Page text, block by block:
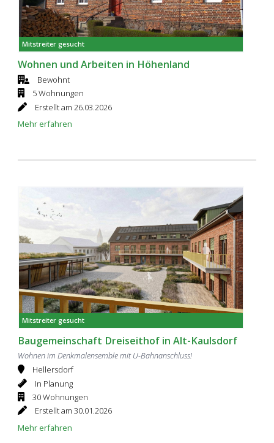
Mitstreiter gesucht
Wohnen und Arbeiten in Höhenland
Bewohnt
5 Wohnungen
Erstellt am 26.03.2026
Mehr erfahren
Mitstreiter gesucht
Baugemeinschaft Dreiseithof in Alt-Kaulsdorf
Wohnen im Denkmalensemble mit U-Bahnanschluss!
Hellersdorf
In Planung
30 Wohnungen
Erstellt am 30.01.2026
Mehr erfahren